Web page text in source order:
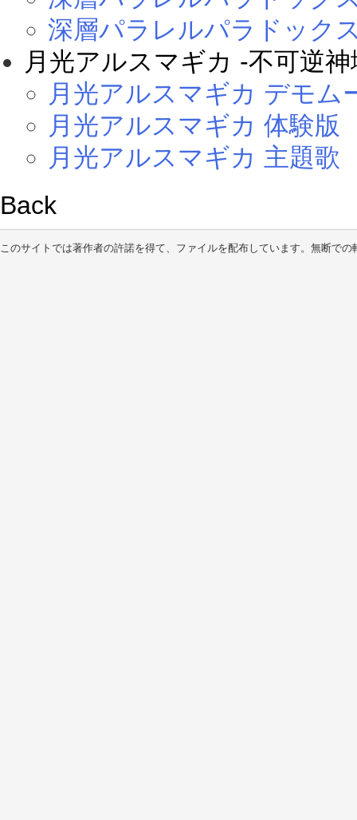
深層パラレルパラドック
月光アルスマギカ -不可逆
月光アルスマギカ デモム
月光アルスマギカ 体験版
月光アルスマギカ 主題歌
Back
このサイトでは著作者の許諾を得て、ファイルを配布しています。無断での